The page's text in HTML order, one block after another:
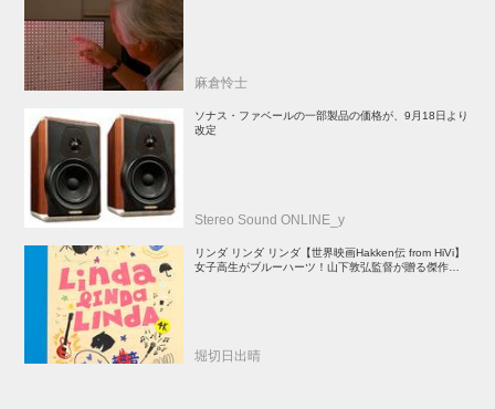
麻倉怜士
ソナス・ファベールの一部製品の価格が、9月18日より
改定
Stereo Sound ONLINE_y
リンダ リンダ リンダ【世界映画Hakken伝 from HiVi】
女子高生がブルーハーツ！山下敦弘監督が贈る傑作青春
堀切日出晴